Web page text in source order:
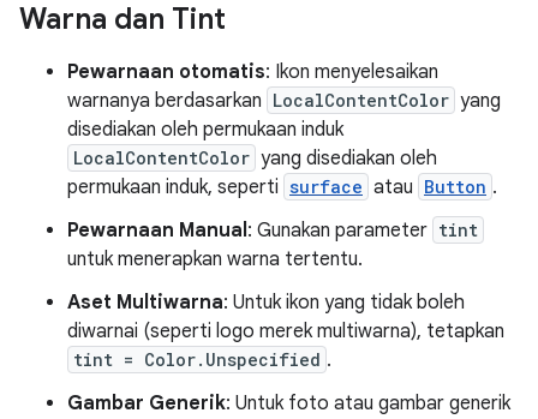
Warna dan Tint
Pewarnaan otomatis: Ikon menyelesaikan
warnanya berdasarkan LocalContentColor yang
disediakan oleh permukaan induk
LocalContentColor yang disediakan oleh
permukaan induk, seperti surface atau Button .
Pewarnaan Manual: Gunakan parameter tint
untuk menerapkan warna tertentu.
Aset Multiwarna: Untuk ikon yang tidak boleh
diwarnai (seperti logo merek multiwarna), tetapkan
tint = Color.Unspecified .
Gambar Generik: Untuk foto atau gambar generik